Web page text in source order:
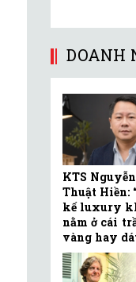
DOANH
KTS
Thuật Hiền:
kế luxury
nằm ở cái
vàng hay